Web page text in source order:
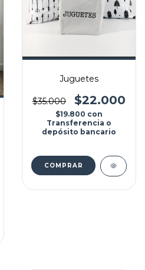
Juguetes
$35.000 $22.000
$19.800 con
Transferencia o
depósito bancario